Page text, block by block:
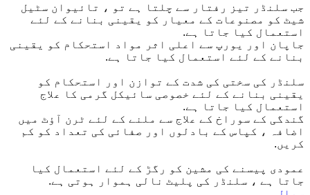
جب سلنڈر تیز رفتار سے چلتا ہے تو ، تائیوان سٹیل
شیٹ کو مصنوعات کے معیار کو یقینی بنانے کے لئے
استعمال کیا جاتا ہے.
جاپان اور یورپ سے اعلی اثر مواد استحکام کو یقینی
بنانے کے لئے استعمال کیا جاتا ہے.
سلنڈر کی سختی کی شدت کے توازن اور استحکام کو
یقینی بنانے کے لئے خصوصی سائیکل گرمی کا علاج
استعمال کیا جاتا ہے.
گندگی کے سوراخ کے علاج سے ملنے کے لئے ٹرن آؤٹ میں
اضافہ ، کپاس کے بادلوں اور صفائی کی تعداد کو کم
کریں.
عمودی پیسنے کی مشین کو رگڑ کے لئے استعمال کیا
جاتا ہے ، سلنڈر کی پلیٹ نالی ہموار ہوتی ہے.